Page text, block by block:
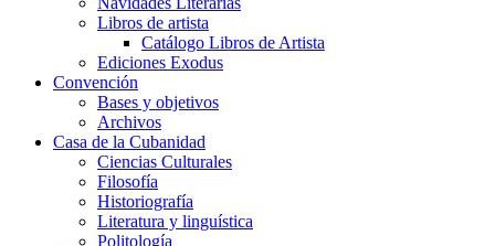
Libros de artista
Catálogo Libros de Artista
Ediciones Exodus
Convención
Bases y objetivos
Archivos
Casa de la Cubanidad
Ciencias Culturales
Filosofía
Historiografía
Literatura y linguística
Politología